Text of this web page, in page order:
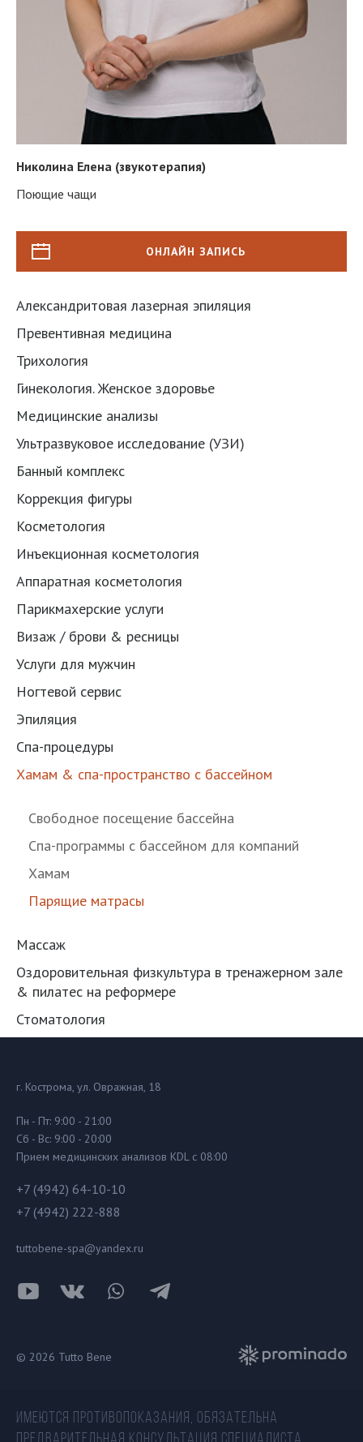
Николина Елена (звукотерапия)
Поющие чащи
ОНЛАЙН ЗАПИСЬ
Александритовая лазерная эпиляция
Превентивная медицина
Трихология
Гинекология. Женское здоровье
Медицинские анализы
Ультразвуковое исследование (УЗИ)
Банный комплекс
Коррекция фигуры
Косметология
Инъекционная косметология
Аппаратная косметология
Парикмахерские услуги
Визаж / брови & ресницы
Услуги для мужчин
Ногтевой сервис
Эпиляция
Спа-процедуры
Хамам & спа-пространство с бассейном
Свободное посещение бассейна
Спа-программы с бассейном для компаний
Хамам
Парящие матрасы
Массаж
Оздоровительная физкультура в тренажерном зале
& пилатес на реформере
Стоматология
г. Кострома, ул. Овражная, 18
Пн - Пт: 9:00 - 21:00
Сб - Вс: 9:00 - 20:00
Прием медицинских анализов KDL с 08:00
+7 (4942) 64-10-10
+7 (4942) 222-888
tuttobene-spa@yandex.ru
© 2026 Tutto Bene
ИМЕЮТСЯ ПРОТИВОПОКАЗАНИЯ, ОБЯЗАТЕЛЬНА
ПРЕДВАРИТЕЛЬНАЯ КОНСУЛЬТАЦИЯ СПЕЦИАЛИСТА